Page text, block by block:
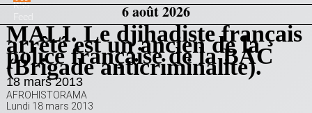
RSS
Feed
6 août 2026
MALI. Le djihadiste français
arrêté est un ancien de la
police française de la BAC
(Brigade anticriminalite).
18 mars 2013
AFROHISTORAMA
Lundi 18 mars 2013